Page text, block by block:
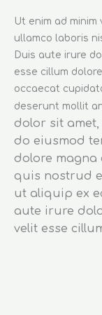
Ut enim ad
ullamco laboris
Duis aute irure
esse cillum
occaecat
deserunt mollit
dolor sit
do eiusmod
dolore magna
quis nostrud
ut aliquip ex
aute irure
velit esse